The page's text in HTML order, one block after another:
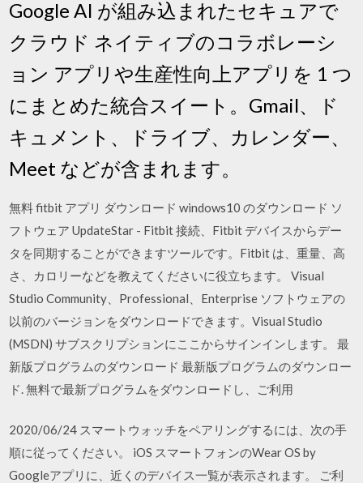
Google AI が組み込まれたセキュアで
クラウド ネイティブのコラボレーシ
ョン アプリや生産性向上アプリを 1 つ
にまとめた統合スイート。Gmail、ド
キュメント、ドライブ、カレンダー、
Meet などが含まれます。
無料 fitbit アプリ ダウンロード windows10 のダウンロード ソ
フトウェア UpdateStar - Fitbit 接続、Fitbit デバイスからデー
タを同期することができますツールです。Fitbit は、重量、高
さ、カロリーなどを教えてくださいに役立ちます。 Visual
Studio Community、Professional、Enterprise ソフトウェアの
以前のバージョンをダウンロードできます。Visual Studio
(MSDN) サブスクリプションにここからサインインします。 最
新版プログラムのダウンロード 最新版プログラムのダウンロー
ド. 無料で最新プログラムをダウンロードし、ご利用
2020/06/24 スマートウォッチをペアリングするには、次の手
順に従ってください。 iOS スマートフォンのWear OS by
Googleアプリに、近くのデバイス一覧が表示されます。 ご利